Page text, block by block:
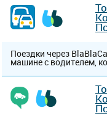
Поездки через
машине с водителем,